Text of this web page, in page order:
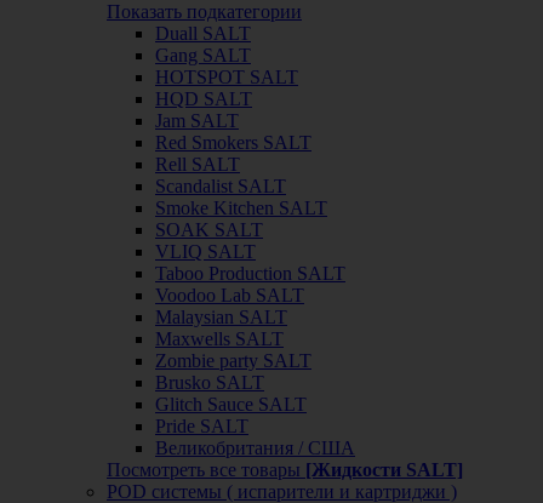
Показать подкатегории
Duall SALT
Gang SALT
HOTSPOT SALT
HQD SALT
Jam SALT
Red Smokers SALT
Rell SALT
Scandalist SALT
Smoke Kitchen SALT
SOAK SALT
VLIQ SALT
Taboo Production SALT
Voodoo Lab SALT
Malaysian SALT
Maxwells SALT
Zombie party SALT
Brusko SALT
Glitch Sauce SALT
Pride SALT
Великобритания / США
Посмотреть все товары [Жидкости SALT]
POD системы ( испарители и картриджи )